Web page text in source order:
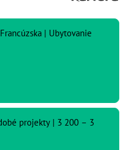
| Ubytovanie
projekty | 3 200 – 3